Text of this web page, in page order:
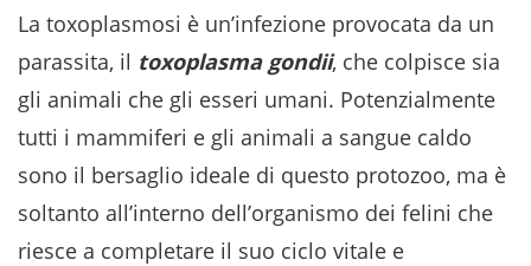
La toxoplasmosi è un’infezione provocata da un
parassita, il toxoplasma gondii, che colpisce sia
gli animali che gli esseri umani. Potenzialmente
tutti i mammiferi e gli animali a sangue caldo
sono il bersaglio ideale di questo protozoo, ma è
soltanto all’interno dell’organismo dei felini che
riesce a completare il suo ciclo vitale e